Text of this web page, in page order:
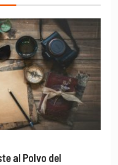
al Polvo del